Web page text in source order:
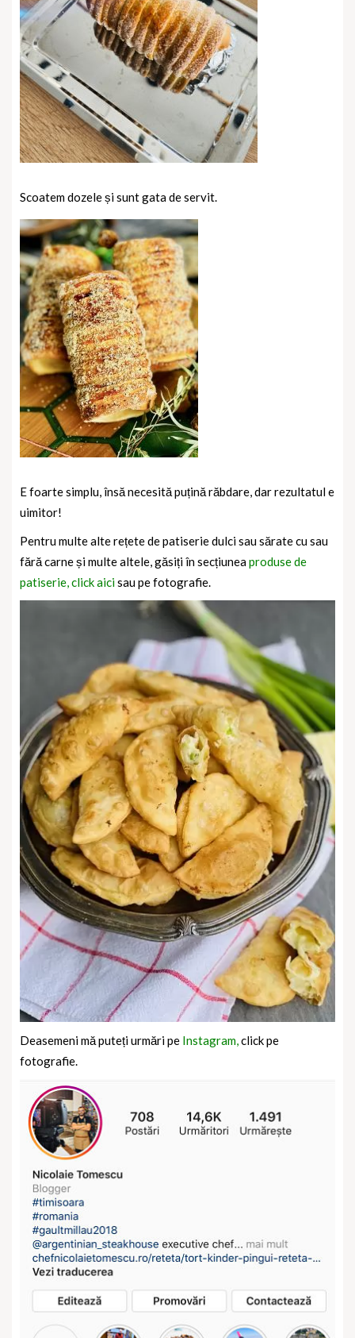
Scoatem dozele și sunt gata de servit.
E foarte simplu, însă necesită puțină răbdare, dar rezultatul e
uimitor!
Pentru multe alte rețete de patiserie dulci sau sărate cu sau
fără carne și multe altele, găsiți în secțiuneaproduse de
patiserie, click aicisau pe fotografie.
Deasemeni mă puteți urmări pe Instagram,click pe
fotografie.